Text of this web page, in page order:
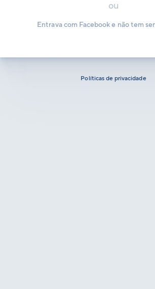
ou
Entrava com Facebook e não tem
Políticas de privacidade